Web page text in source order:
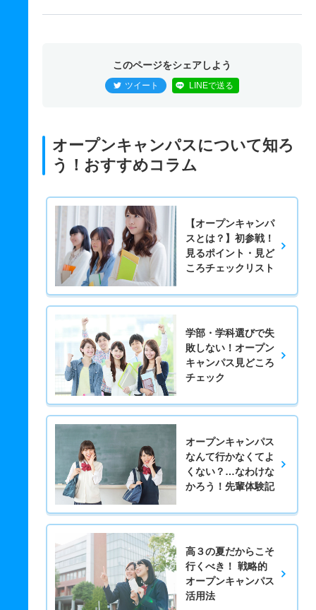
このページをシェアしよう
ツイート LINEで送る
オープンキャンパスについて知ろ
う！おすすめコラム
【オープンキャンパ
スとは？】初参戦！
見るポイント・見ど
ころチェックリスト
学部・学科選びで失
敗しない！オープン
キャンパス見どころ
チェック
オープンキャンパス
なんて行かなくてよ
くない？…なわけな
かろう！先輩体験記
高３の夏だからこそ
行くべき！ 戦略的
オープンキャンパス
活用法